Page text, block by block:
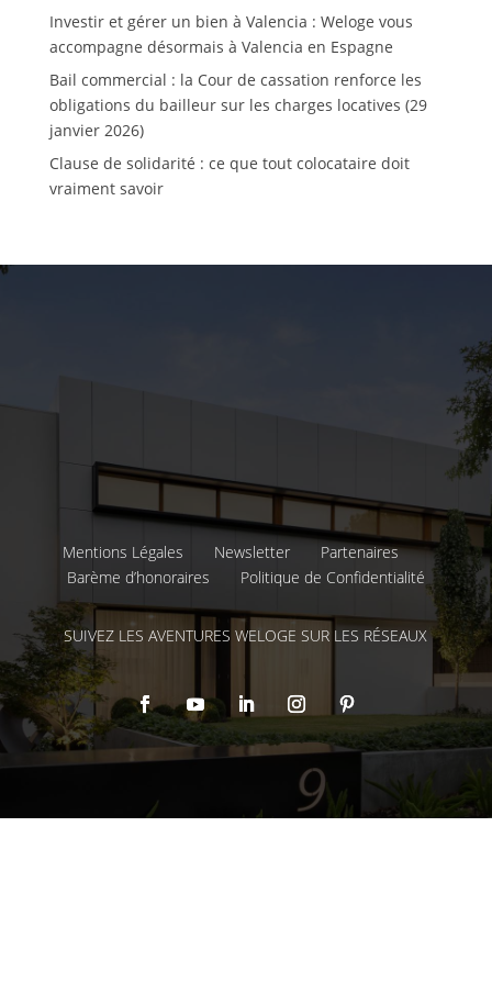
Investir et gérer un bien à Valencia : Weloge vous
accompagne désormais à Valencia en Espagne
Bail commercial : la Cour de cassation renforce les
obligations du bailleur sur les charges locatives (29
janvier 2026)
Clause de solidarité : ce que tout colocataire doit
vraiment savoir
Mentions Légales Newsletter
Partenaires
Barème d’honoraires
Politique de Confidentialité
SUIVEZ LES AVENTURES WELOGE SUR LES RÉSEAUX